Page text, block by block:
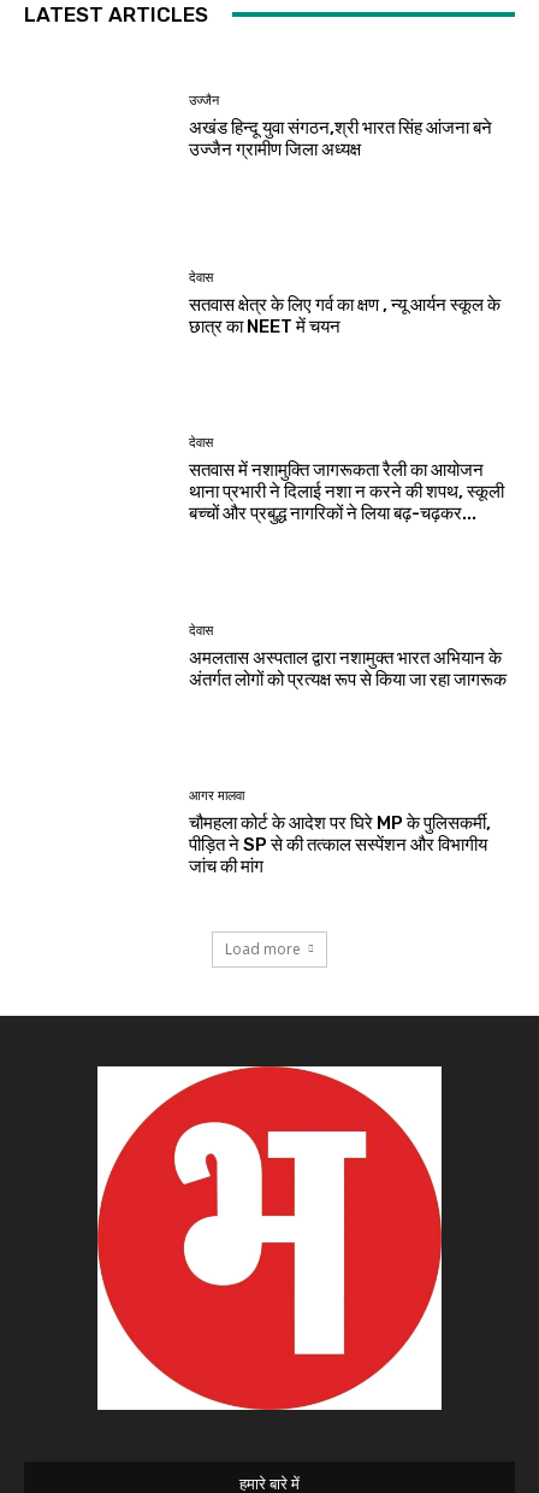
LATEST ARTICLES
उज्जैन
अखंड हिन्दू युवा संगठन,श्री भारत सिंह आंजना बने
उज्जैन ग्रामीण जिला अध्यक्ष
देवास
सतवास क्षेत्र के लिए गर्व का क्षण , न्यू आर्यन स्कूल के
छात्र का NEET में चयन
देवास
सतवास में नशामुक्ति जागरूकता रैली का आयोजन
थाना प्रभारी ने दिलाई नशा न करने की शपथ, स्कूली
बच्चों और प्रबुद्ध नागरिकों ने लिया बढ़-चढ़कर...
देवास
अमलतास अस्पताल द्वारा नशामुक्त भारत अभियान के
अंतर्गत लोगों को प्रत्यक्ष रूप से किया जा रहा जागरूक
आगर मालवा
चौमहला कोर्ट के आदेश पर घिरे MP के पुलिसकर्मी,
पीड़ित ने SP से की तत्काल सस्पेंशन और विभागीय
जांच की मांग
Load more
हमारे बारे में